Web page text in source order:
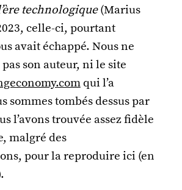
technologique(Marius
celle-ci, pourtant
avait échappé. Nous ne
son auteur, ni le site
qui l’a
sommes tombés dessus par
l’avons trouvée assez fidèle
malgré des
pour la reproduire ici (en